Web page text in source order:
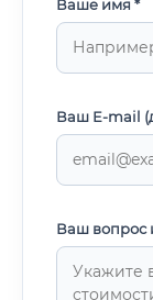
Ваше имя *
Ваш E-mail
Ваш вопрос